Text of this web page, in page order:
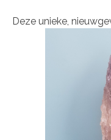
Deze unieke,